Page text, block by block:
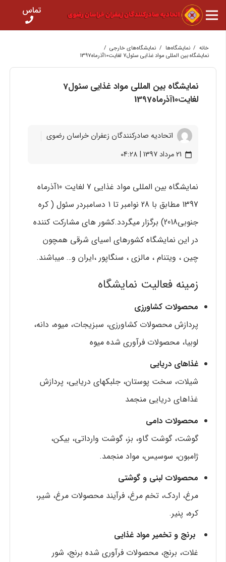
تماس
خانه / نمایشگاه‌ها / نمایشگاه‌های خارجی /
نمايشگاه بين المللي مواد غذايی سئول7 لغایت10آذرماه1397
نمايشگاه بين المللي مواد غذايی سئول7
لغایت10آذرماه1397
اتحادیه صادرکنندگان زعفران خراسان رضوی
calendar_today 21 مرداد 1397 | 04:28
نمايشگاه بين المللي مواد غذايی 7 لغايت 10آذرماه
1397 مطابق با 28 نوامبر تا 1 دسامبردر سئول ( کره
جنوبی2018) برگزار میگردد.کشور های مشارکت کننده
در این نمایشگاه کشورهای اسیای شرقی همچون
چين ، ویتنام ، مالزی ، سنگاپور ،ايران و… میباشند.
زمينه فعاليت نمايشگاه
محصولات کشاورزی
پردازش محصولات کشاورزی، سبزیجات، میوه، دانه،
لوبیا، محصولات فرآوری شده میوه
غذاهای دریایی
شیلات، سخت پوستان، جلبکهای دریایی، پردازش
غذاهای دریایی منجمد
محصولات دامی
گوشت، گوشت گاو، بز، گوشت وارداتی، بیکن،
ژامبون، سوسیس، مواد منجمد.
محصولات لبنی و گوشتی
مرغ، اردک، تخم مرغ، فرآیند محصولات مرغ، شیر،
کره، پنیر.
برنج و تخمیر مواد غذایی
غلات، برنج، محصولات فرآوری شده برنج، شور